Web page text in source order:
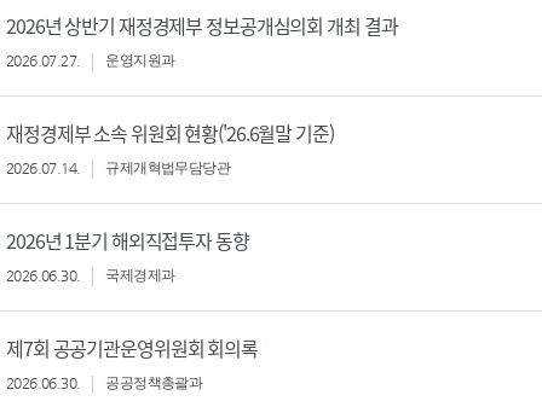
2026년 상반기 재정경제부 정보공개심의회 개최 결과
2026.07.27. 운영지원과
재정경제부 소속 위원회 현황('26.6월말 기준)
2026.07.14. 규제개혁법무담당관
2026년 1분기 해외직접투자 동향
2026.06.30. 국제경제과
제7회 공공기관운영위원회 회의록
2026.06.30. 공공정책총괄과